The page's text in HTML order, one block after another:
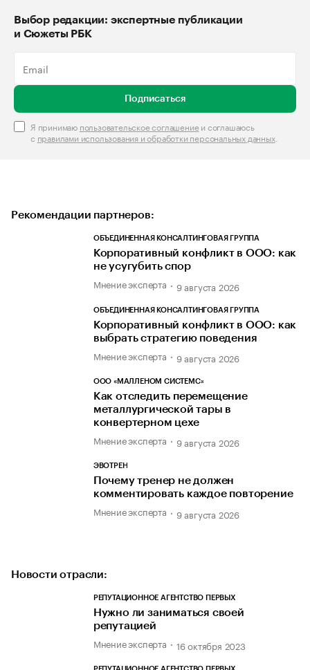
Выбор редакции: экспертные публикации
и Сюжеты РБК
Подписаться
Я принимаю пользовательское соглашениеи соглашаюсь
с правилами использования и обработки персональных данных.
Рекомендации партнеров:
ОБЪЕДИНЕННАЯ КОНСАЛТИНГОВАЯ ГРУППА
Корпоративный конфликт в ООО: как
не усугубить спор
Мнение эксперта 9 августа 2026
ОБЪЕДИНЕННАЯ КОНСАЛТИНГОВАЯ ГРУППА
Корпоративный конфликт в ООО: как
выбрать стратегию поведения
Мнение эксперта 9 августа 2026
ООО «МАЛЛЕНОМ СИСТЕМС»
Как отследить перемещение
металлургической тары в
конвертерном цехе
Мнение эксперта 9 августа 2026
ЭВОТРЕН
Почему тренер не должен
комментировать каждое повторение
Мнение эксперта 9 августа 2026
Новости отрасли:
РЕПУТАЦИОННОЕ АГЕНТСТВО ПЕРВЫХ
Нужно ли заниматься своей
репутацией
Мнение эксперта 16 октября 2023